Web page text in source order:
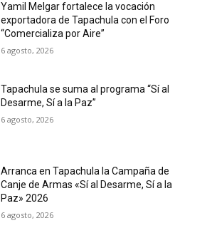
Yamil Melgar fortalece la vocación
exportadora de Tapachula con el Foro
“Comercializa por Aire”
6 agosto, 2026
Tapachula se suma al programa “Sí al
Desarme, Sí a la Paz”
6 agosto, 2026
Arranca en Tapachula la Campaña de
Canje de Armas «Sí al Desarme, Sí a la
Paz» 2026
6 agosto, 2026